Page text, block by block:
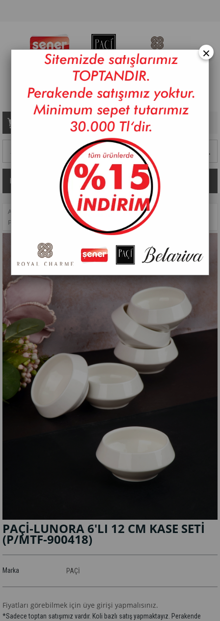
Sepetim 0 Ürün
ANASAYFA > KASELER>
PAÇİ-LUNORA 6'LI 12 CM KASE SETİ
PAÇİ-LUNORA 6'LI 12 CM KASE SETİ
(P/MTF-900418)
Marka PAÇİ
Fiyatları görebilmek için üye girişi yapmalısınız.
*Sadece toptan satışımız vardır. Koli bazlı satış yapmaktayız. Perakende
×